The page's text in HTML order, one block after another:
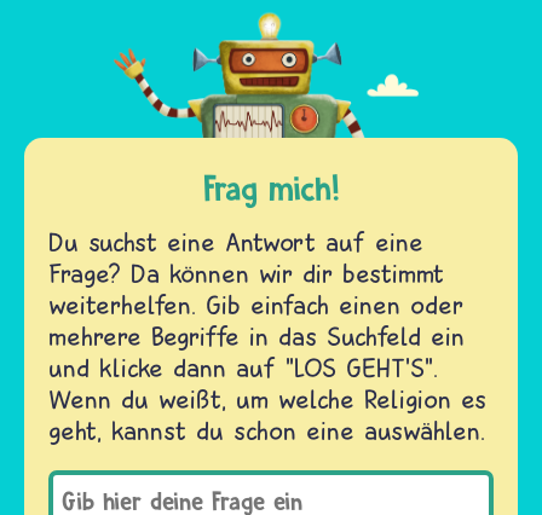
Frag mich!
Du suchst eine Antwort auf eine
Frage? Da können wir dir bestimmt
weiterhelfen. Gib einfach einen oder
mehrere Begriffe in das Suchfeld ein
und klicke dann auf "LOS GEHT'S".
Wenn du weißt, um welche Religion es
geht, kannst du schon eine auswählen.